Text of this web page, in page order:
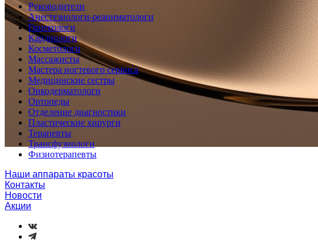
Руководители
Анестезиологи-реаниматологи
Гинекологи
Кардиологи
Косметологи
Массажисты
Мастера ногтевого сервиса
Медицинские сестры
Онкодерматологи
Ортопеды
Отделение диагностики
Пластические хирурги
Терапевты
Трансфузиологи
Физиотерапевты
Наши аппараты красоты
Контакты
Новости
Акции